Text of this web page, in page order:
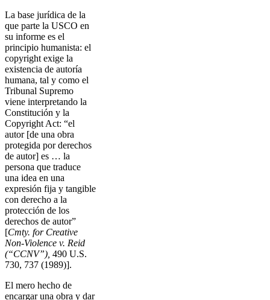
La base jurídica de la
que parte la USCO en
su informe es el
principio humanista: el
copyright exige la
existencia de autoría
humana, tal y como el
Tribunal Supremo
viene interpretando la
Constitución y la
Copyright Act: “el
autor [de una obra
protegida por derechos
de autor] es … la
persona que traduce
una idea en una
expresión fija y tangible
con derecho a la
protección de los
derechos de autor”
[Cmty. for Creative
Non-Violence v. Reid
(“CCNV”), 490 U.S.
730, 737 (1989)].
El mero hecho de
encargar una obra y dar